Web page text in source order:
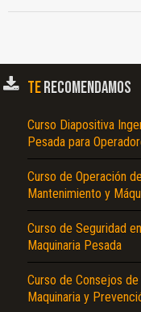
TERECOMENDAMOS
Curso Diapositiva
Pesada para
Curso de Operación
Mantenimiento y
Curso de Seguridad
Maquinaria Pesada
Curso de Consejos
Maquinaria y
El Título
Texto o
No carga
Reportar